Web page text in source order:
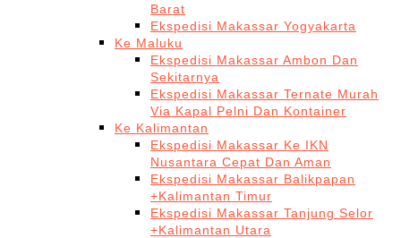
Barat
Ekspedisi Makassar Yogyakarta
Ke Maluku
Ekspedisi Makassar Ambon Dan
Sekitarnya
Ekspedisi Makassar Ternate Murah
Via Kapal Pelni Dan Kontainer
Ke Kalimantan
Ekspedisi Makassar Ke IKN
Nusantara Cepat Dan Aman
Ekspedisi Makassar Balikpapan
+Kalimantan Timur
Ekspedisi Makassar Tanjung Selor
+Kalimantan Utara